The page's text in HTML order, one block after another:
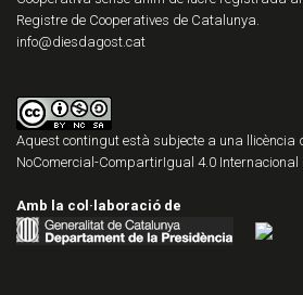
Registre de Cooperatives de Catalunya.
info@diesdagost.cat
Aquest contingut està subjecte a una llicència
NoComercial-CompartirIgual 4.0 Internacional
Amb la col·laboració de